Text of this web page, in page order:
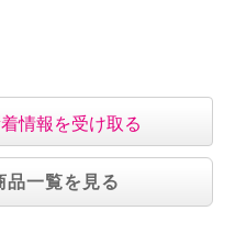
情報を受け取る
品一覧を見る